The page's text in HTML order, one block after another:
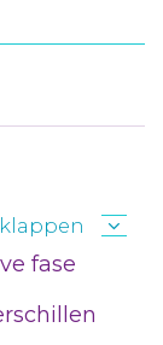
fase